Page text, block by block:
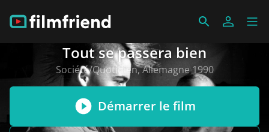
Tout se passera bien
Société/Quotidien, Allemagne 1990
Démarrer le film